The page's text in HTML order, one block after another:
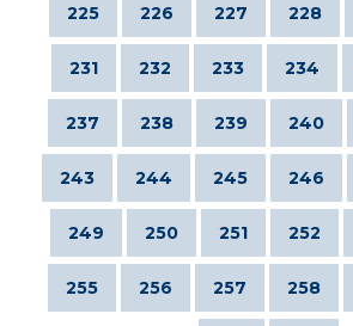
225 226 227 228
231 232 233 234
237 238 239 240
243 244 245 246
249 250 251 252
255 256 257 258